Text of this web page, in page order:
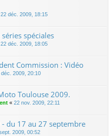
22 déc. 2009, 18:15
spéciales
22 déc. 2009, 18:05
Commission : Vidéo
déc. 2009, 20:10
Toulouse 2009.
« 22 nov. 2009, 22:11
du 17 au 27 septembre
2009, 00:52